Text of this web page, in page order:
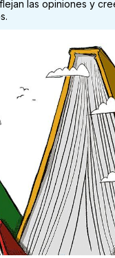
las opiniones y